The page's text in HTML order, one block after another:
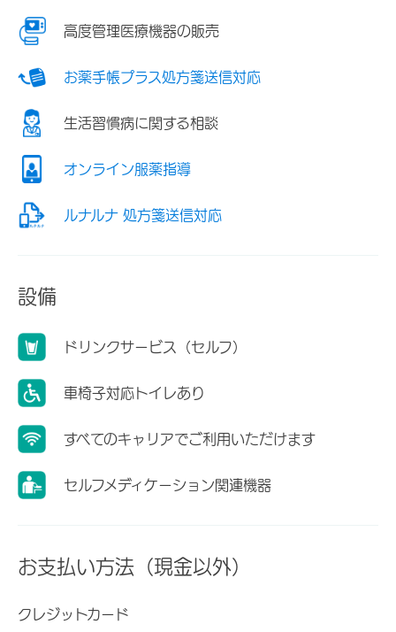
高度管理医療機器の販売
お薬手帳プラス処方箋送信対応
生活習慣病に関する相談
オンライン服薬指導
ルナルナ 処方箋送信対応
設備
ドリンクサービス（セルフ）
車椅子対応トイレあり
すべてのキャリアでご利用いただけます
セルフメディケーション関連機器
お支払い方法（現金以外）
クレジットカード